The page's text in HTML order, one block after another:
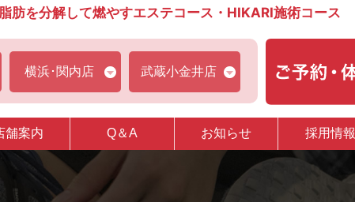
肪を分解して燃やすエステコース・HIKARI施術コース
横浜･関内店 武蔵小金井店
舗案内 Q＆A お知らせ 採用情報